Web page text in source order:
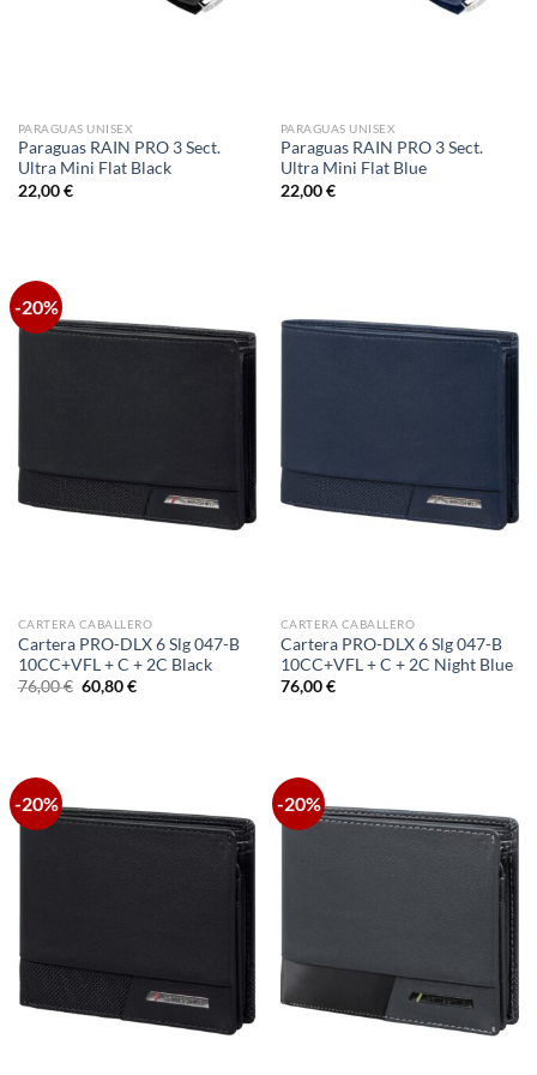
PARAGUAS UNISEX
Paraguas RAIN PRO 3 Sect.
Ultra Mini Flat Black
22,00€
PARAGUAS UNISEX
Paraguas RAIN PRO 3 Sect.
Ultra Mini Flat Blue
22,00€
-20%
CARTERA CABALLERO
Cartera PRO-DLX 6 Slg 047-B
10CC+VFL + C + 2C Black
76,00€ El
precio
60,80€El
CARTERA CABALLERO
Cartera PRO-DLX 6 Slg 047-B
10CC+VFL + C + 2C Night Blue
76,00€
-20% -20%